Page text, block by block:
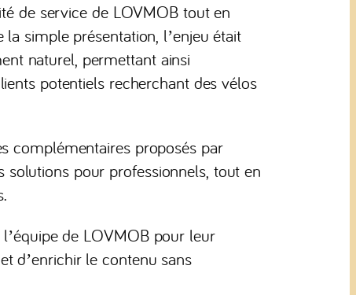
de service de LOVMOB tout en
simple présentation, l’enjeu était
naturel, permettant ainsi
potentiels recherchant des vélos
complémentaires proposés par
solutions pour professionnels, tout en
de LOVMOB pour leur
d’enrichir le contenu sans